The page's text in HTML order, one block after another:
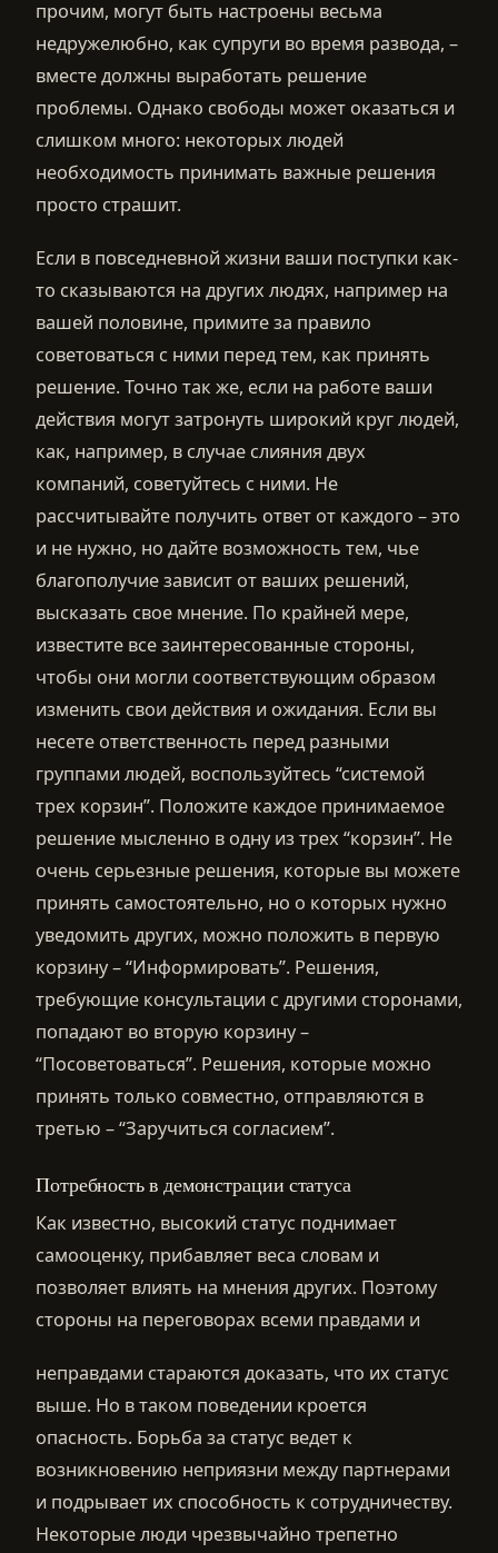
прочим, могут быть настроены весьма
недружелюбно, как супруги во время развода, –
вместе должны выработать решение
проблемы. Однако свободы может оказаться и
слишком много: некоторых людей
необходимость принимать важные решения
просто страшит.
Если в повседневной жизни ваши поступки как-
то сказываются на других людях, например на
вашей половине, примите за правило
советоваться с ними перед тем, как принять
решение. Точно так же, если на работе ваши
действия могут затронуть широкий круг людей,
как, например, в случае слияния двух
компаний, советуйтесь с ними. Не
рассчитывайте получить ответ от каждого – это
и не нужно, но дайте возможность тем, чье
благополучие зависит от ваших решений,
высказать свое мнение. По крайней мере,
известите все заинтересованные стороны,
чтобы они могли соответствующим образом
изменить свои действия и ожидания. Если вы
несете ответственность перед разными
группами людей, воспользуйтесь “системой
трех корзин”. Положите каждое принимаемое
решение мысленно в одну из трех “корзин”. Не
очень серьезные решения, которые вы можете
принять самостоятельно, но о которых нужно
уведомить других, можно положить в первую
корзину – “Информировать”. Решения,
требующие консультации с другими сторонами,
попадают во вторую корзину –
“Посоветоваться”. Решения, которые можно
принять только совместно, отправляются в
третью – “Заручиться согласием”.
Потребность в демонстрации статуса
Как известно, высокий статус поднимает
самооценку, прибавляет веса словам и
позволяет влиять на мнения других. Поэтому
стороны на переговорах всеми правдами и
неправдами стараются доказать, что их статус
выше. Но в таком поведении кроется
опасность. Борьба за статус ведет к
возникновению неприязни между партнерами
и подрывает их способность к сотрудничеству.
Некоторые люди чрезвычайно трепетно